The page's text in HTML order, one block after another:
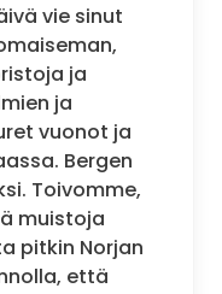
vie sinut
ja
ja
vuonot ja
Bergen
Toivomme,
muistoja
pitkin Norjan
että